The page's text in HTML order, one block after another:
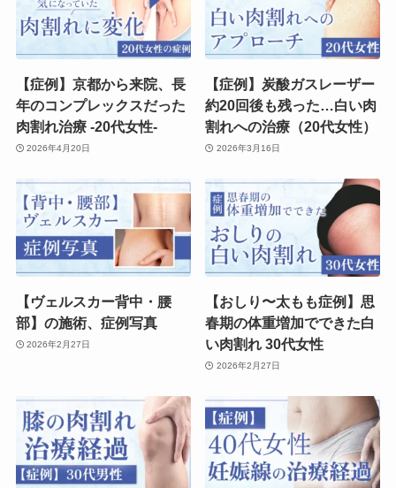
【症例】京都から来院、長
年のコンプレックスだった
肉割れ治療 -20代女性-
2026年4月20日
【症例】炭酸ガスレーザー
約20回後も残った…白い肉
割れへの治療（20代女性）
2026年3月16日
【ヴェルスカー背中・腰
部】の施術、症例写真
2026年2月27日
【おしり〜太もも症例】思
春期の体重増加でできた白
い肉割れ 30代女性
2026年2月27日